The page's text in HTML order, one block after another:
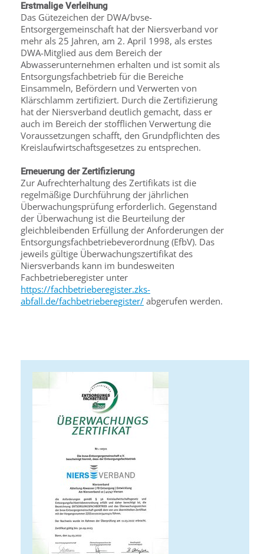
Erstmalige Verleihung
Das Gütezeichen der DWA/bvse-
Entsorgergemeinschaft hat der Niersverband vor
mehr als 25 Jahren, am 2. April 1998, als erstes
DWA-Mitglied aus dem Bereich der
Abwasserunternehmen erhalten und ist somit als
Entsorgungsfachbetrieb für die Bereiche
Einsammeln, Befördern und Verwerten von
Klärschlamm zertifiziert. Durch die Zertifizierung
hat der Niersverband deutlich gemacht, dass er
auch im Bereich der stofflichen Verwertung die
Voraussetzungen schafft, den Grundpflichten des
Kreislaufwirtschaftsgesetzes zu entsprechen.
Erneuerung der Zertifizierung
Zur Aufrechterhaltung des Zertifikats ist die
regelmäßige Durchführung der jährlichen
Überwachungsprüfung erforderlich. Gegenstand
der Überwachung ist die Beurteilung der
gleichbleibenden Erfüllung der Anforderungen der
Entsorgungsfachbetriebeverordnung (EfbV). Das
jeweils gültige Überwachungszertifikat des
Niersverbands kann im bundesweiten
Fachbetrieberegister unter
https://fachbetrieberegister.zks-
abfall.de/fachbetrieberegister/ abgerufen werden.